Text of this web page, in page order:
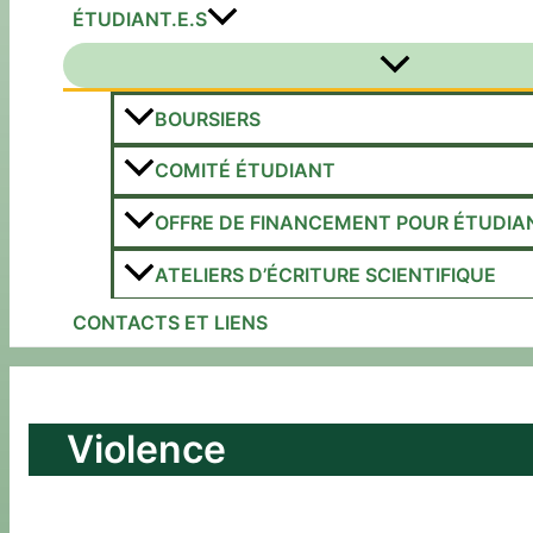
ÉTUDIANT.E.S
Permutateur
de
Menu
BOURSIERS
COMITÉ ÉTUDIANT
OFFRE DE FINANCEMENT POUR
ATELIERS D’ÉCRITURE SCIENTIFIQUE
CONTACTS ET LIENS
Violence